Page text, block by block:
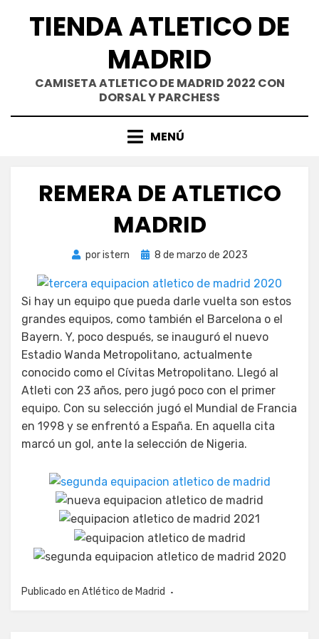
TIENDA ATLETICO DE
MADRID
CAMISETA ATLETICO DE MADRID 2022 CON
DORSAL Y PARCHESS
MENÚ
REMERA DE ATLETICO
MADRID
poristern
Publicada
8 de marzo de 2023
Si hay un equipo que pueda darle vuelta son estos
grandes equipos, como también el Barcelona o el
Bayern. Y, poco después, se inauguró el nuevo
Estadio Wanda Metropolitano, actualmente
conocido como el Cívitas Metropolitano. Llegó al
Atleti con 23 años, pero jugó poco con el primer
equipo. Con su selección jugó el Mundial de Francia
en 1998 y se enfrentó a España. En aquella cita
marcó un gol, ante la selección de Nigeria.
Publicado en Atlético de Madrid